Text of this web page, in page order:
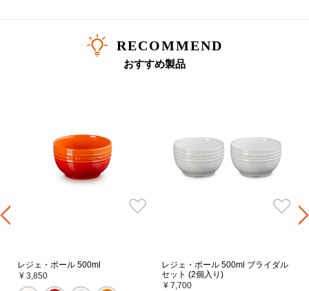
RECOMMEND
おすすめ製品
レジェ・ボール 500ml
¥ 3,850
レジェ・ボール 500ml ブライダル
セット (2個入り)
¥ 7,700